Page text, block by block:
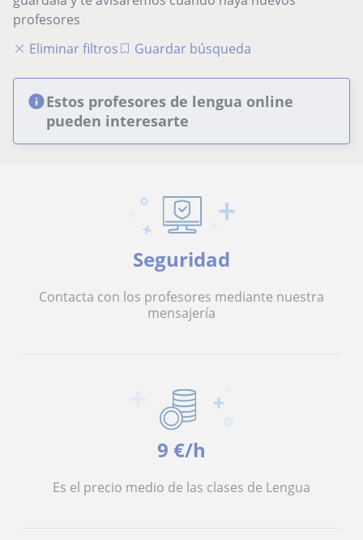
profesores
Eliminar filtros
Guardar búsqueda
Estos profesores de lengua online
pueden interesarte
Seguridad
Contacta con los profesores mediante nuestra
mensajería
9 €/h
Es el precio medio de las clases de Lengua